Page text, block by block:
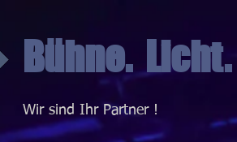
Bühne.
Wir sind Ihr Partner !